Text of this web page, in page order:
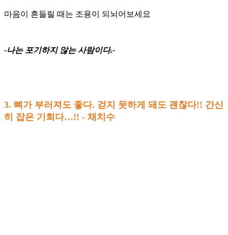
마음이 흔들릴 때는 조용이 되뇌어보세요
-나는 포기하지 않는 사람이다.-
3. 뼈가 부러져도 좋다. 걷지 못하게 돼도 괜찮다!! 간신
히 잡은 기회다…!! - 채치수